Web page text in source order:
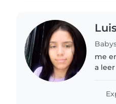
me
a leer